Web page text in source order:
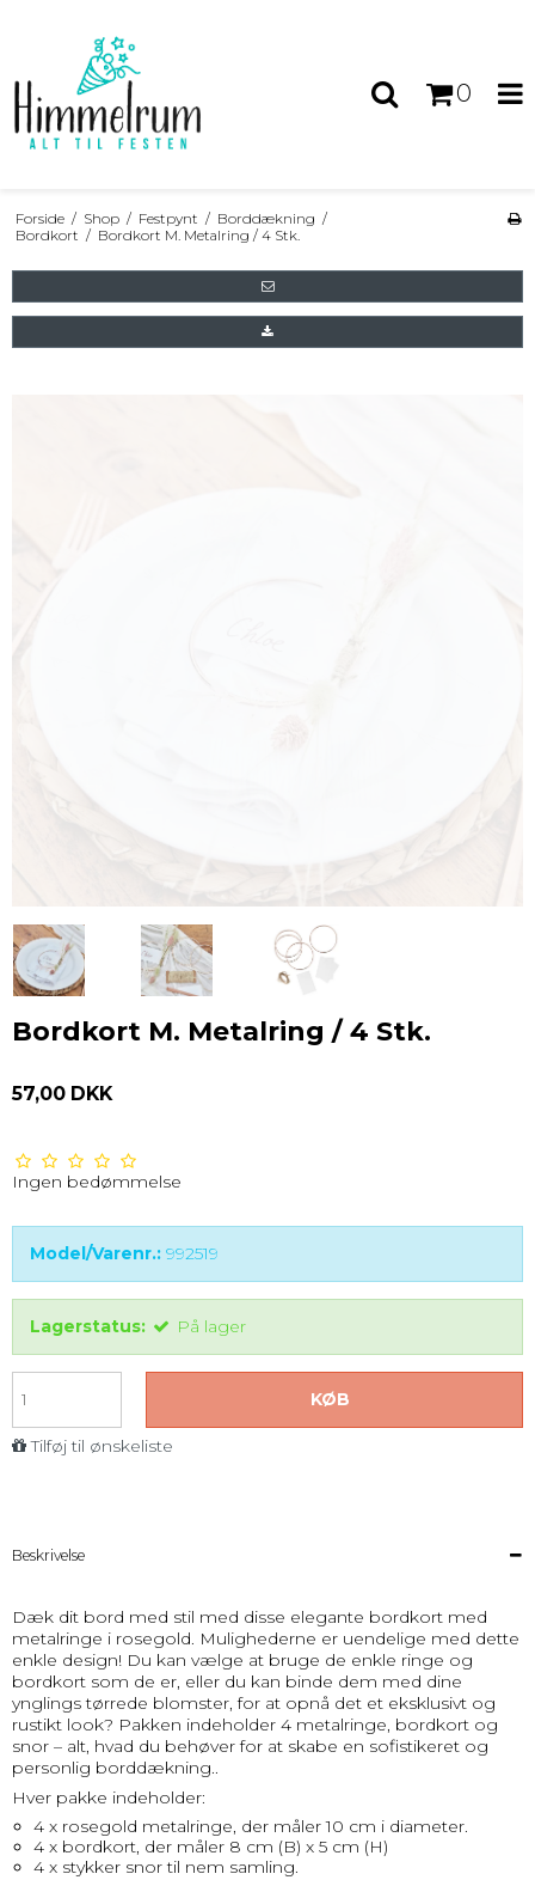
0
Forside / Shop / Festpynt / Borddækning /
Bordkort / Bordkort M. Metalring / 4 Stk.
Bordkort M. Metalring / 4 Stk.
57,00 DKK
Ingen bedømmelse
Model/Varenr.: 992519
Lagerstatus: På lager
KØB
Tilføj til ønskeliste
Beskrivelse
Dæk dit bord med stil med disse elegante bordkort med
metalringe i rosegold. Mulighederne er uendelige med dette
enkle design! Du kan vælge at bruge de enkle ringe og
bordkort som de er, eller du kan binde dem med dine
ynglings tørrede blomster, for at opnå det et eksklusivt og
rustikt look? Pakken indeholder 4 metalringe, bordkort og
snor – alt, hvad du behøver for at skabe en sofistikeret og
personlig borddækning..
Hver pakke indeholder:
4 x rosegold metalringe, der måler 10 cm i diameter.
4 x bordkort, der måler 8 cm (B) x 5 cm (H)
4 x stykker snor til nem samling.